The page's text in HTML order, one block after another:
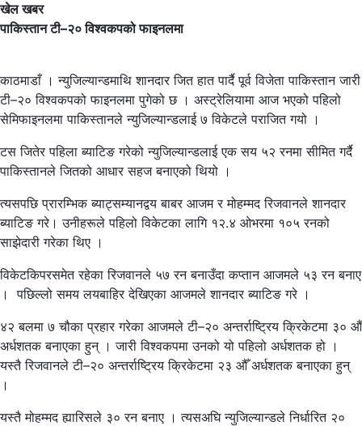
खेल खबर
पाकिस्तान टी–२० विश्वकपको फाइनलमा
काठमाडाँ । न्युजिल्यान्डमाथि शानदार जित हात पार्दै पूर्व विजेता पाकिस्तान जारी
टी–२० विश्वकपको फाइनलमा पुगेको छ । अस्ट्रेलियामा आज भएको पहिलो
सेमिफाइनलमा पाकिस्तानले न्युजिल्यान्डलाई ७ विकेटले पराजित गयो ।
टस जितेर पहिला ब्याटिङ गरेको न्युजिल्यान्डलाई एक सय ५२ रनमा सीमित गर्दै
पाकिस्तानले जितको आधार सहज बनाएको थियो ।
त्यसपछि प्रारम्भिक ब्याट्सम्यानद्वय बाबर आजम र मोहम्मद रिजवानले शानदार
ब्याटिङ गरे। उनीहरूले पहिलो विकेटका लागि १२.४ ओभरमा १०५ रनको
साझेदारी गरेका थिए ।
विकेटकिपरसमेत रहेका रिजवानले ५७ रन बनाउँदा कप्तान आजमले ५३ रन बनाए
। पछिल्लो समय लयबाहिर देखिएका आजमले शानदार ब्याटिङ गरे ।
४२ बलमा ७ चौका प्रहार गरेका आजमले टी–२० अन्तर्राष्ट्रिय क्रिकेटमा ३० औँ
अर्धशतक बनाएका हुन् । जारी विश्वकपमा उनको यो पहिलो अर्धशतक हो ।
यस्तै रिजवानले टी–२० अन्तर्राष्ट्रिय क्रिकेटमा २३ औँ अर्धशतक बनाएका हुन्
।
यस्तै मोहम्मद ह्यारिसले ३० रन बनाए । त्यसअघि न्युजिल्यान्डले निर्धारित २०